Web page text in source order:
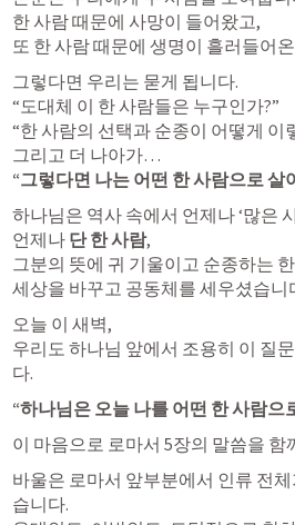
한 사람 때문에 사망이 들어왔고,
또 한 사람 때문에 생명이 흘러들어
그렇다면 우리는 묻게 됩니다.
“도대체 이 한 사람들은 누구인가?”
“한 사람의 선택과 순종이 어떻게 이
“그렇다면 나는 어떤 한 사람으로 살
하나님은 역사 속에서 언제나 ‘많은
언제나 단 한 사람,
그분의 뜻에 귀 기울이고 순종하는
세상을 바꾸고 공동체를 세우셨습니
오늘 이 새벽,
우리도 하나님 앞에서 조용히 이 질
다.
“하나님은 오늘 나를 어떤 한 사람으
이 마음으로 로마서 5장의 말씀을 함
바울은 로마서 앞부분에서 인류 전
습니다.